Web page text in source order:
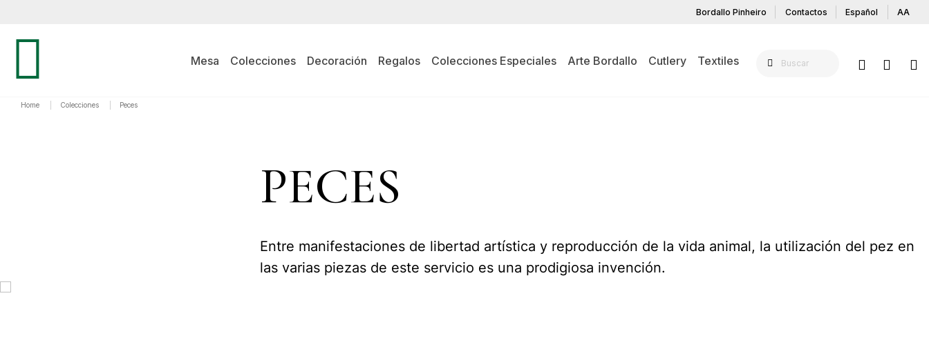
Bordallo Pinheiro Contactos Español AA
Mesa Colecciones Decoración Regalos Colecciones Especiales Arte Bordallo Cutlery Textiles
Home Colecciones Peces
PECES
Entre manifestaciones de libertad artística y reproducción de la vida animal, la utilización del pez en
las varias piezas de este servicio es una prodigiosa invención.